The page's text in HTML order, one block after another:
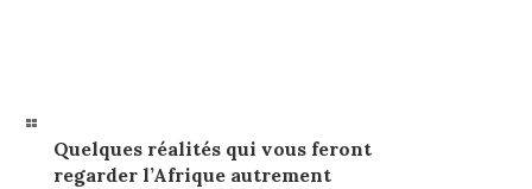
Quelques réalités qui vous feront
regarder l’Afrique autrement